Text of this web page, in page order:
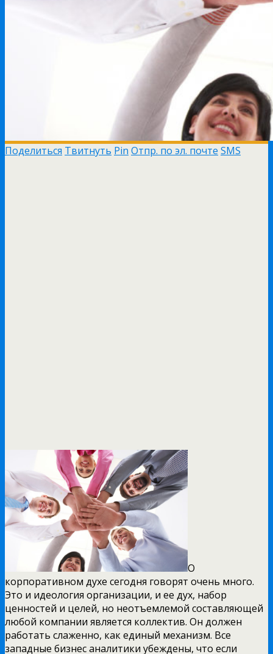
Поделиться Твитнуть Pin Отпр. по эл. почте SMS
О
корпоративном духе сегодня говорят очень много.
Это и идеология организации, и ее дух, набор
ценностей и целей, но неотъемлемой составляющей
любой компании является коллектив. Он должен
работать слаженно, как единый механизм. Все
западные бизнес аналитики убеждены, что если